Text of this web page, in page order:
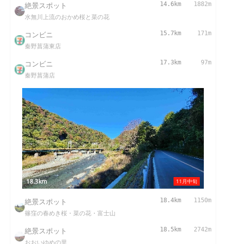
絶景スポット
水無川上流のおかめ桜と菜の花
14.6km 1882m
コンビニ
秦野菖蒲東店
15.7km 171m
コンビニ
秦野菖蒲店
17.3km 97m
11月中旬
18.3km
絶景スポット
篠窪の春めき桜・菜の花・富士山
18.4km 1150m
絶景スポット
おおいゆめの里
18.5km 2742m